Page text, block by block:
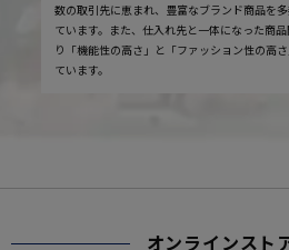
数の取引先に恵まれ、豊富なブランド商品を
ています。また、仕入れ先と一体になった商
り「機能性の高さ」と「ファッション性の高
ています。
オンラインスト